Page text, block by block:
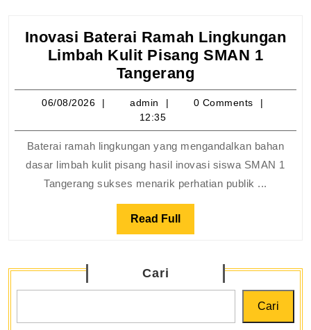
Inovasi Baterai Ramah Lingkungan
Limbah Kulit Pisang SMAN 1
Tangerang
Baterai
Ramah
Lingkungan
Limbah
Kulit
Pisang
Tangerang
06/08/2026 06/08/2026
admin admin0 Comments
12:35
Baterai ramah lingkungan yang mengandalkan bahan
dasar limbah kulit pisang hasil inovasi siswa SMAN 1
Tangerang sukses menarik perhatian publik ...
Read Full Read
Full
Cari
Cari